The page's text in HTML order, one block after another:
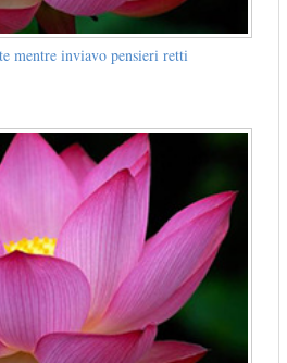
mentre inviavo pensieri retti